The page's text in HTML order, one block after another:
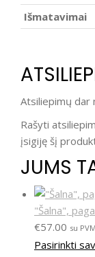
Išmatavimai
Atsiliepimų dar
Rašyti
įsigiję šį
JUMS
"Šalna",
€57.00 su PVM
Pasirinkti